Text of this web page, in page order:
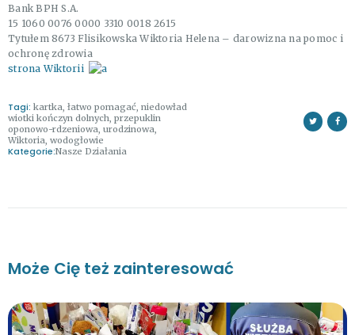
Bank BPH S.A.
15 1060 0076 0000 3310 0018 2615
Tytułem 8673 Flisikowska Wiktoria Helena – darowizna na pomoc i
ochronę zdrowia
strona Wiktorii
Tagi: kartka, łatwo pomagać, niedowład
wiotki kończyn dolnych, przepuklin
oponowo-rdzeniowa, urodzinowa,
Wiktoria, wodogłowie
Kategorie:Nasze Działania
Może Cię też zainteresować